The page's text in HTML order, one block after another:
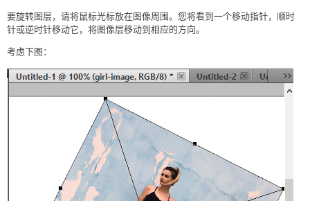
要旋转图层，请将鼠标光标放在图像周围。您将看到一个移动指针，顺时
针或逆时针移动它，将图像层移动到相应的方向。
考虑下图：